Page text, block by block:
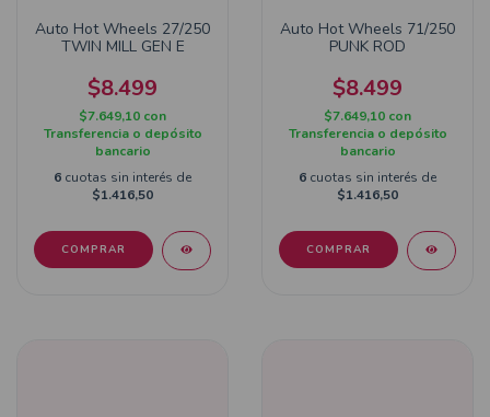
Auto Hot Wheels 27/250
TWIN MILL GEN E
$8.499
$7.649,10 con
Transferencia o depósito
bancario
6 cuotas sin interés de
$1.416,50
Auto Hot Wheels 71/250
PUNK ROD
$8.499
$7.649,10 con
Transferencia o depósito
bancario
6 cuotas sin interés de
$1.416,50